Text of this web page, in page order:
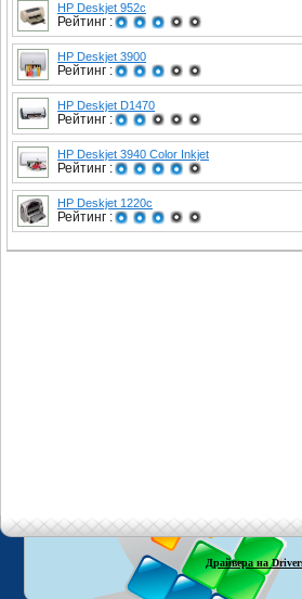
HP Deskjet 952c
Рейтинг :
HP Deskjet 3900
Рейтинг :
HP Deskjet D1470
Рейтинг :
HP Deskjet 3940 Color Inkjet
Рейтинг :
HP Deskjet 1220c
Рейтинг :
Драйвера на